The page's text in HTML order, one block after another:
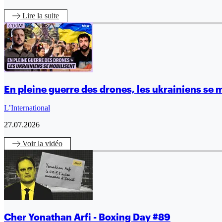
Lire la suite
En pleine guerre des drones, les ukrainiens se
L’International
27.07.2026
Voirla vidéo
Cher Yonathan Arfi - Boxing Day #89